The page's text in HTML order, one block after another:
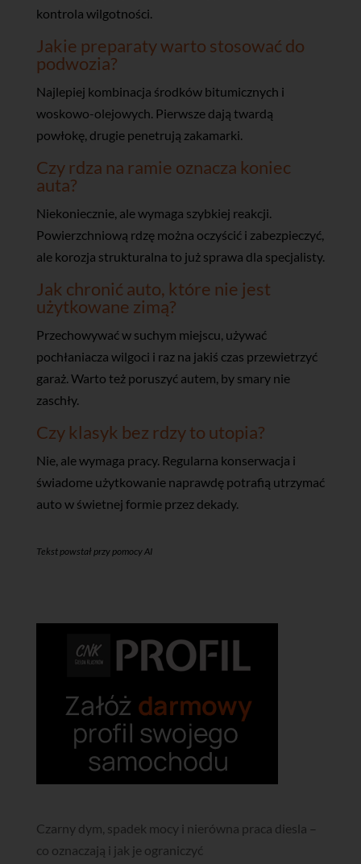
kontrola wilgotności.
Jakie preparaty warto stosować do
podwozia?
Najlepiej kombinacja środków bitumicznych i
woskowo-olejowych. Pierwsze dają twardą
powłokę, drugie penetrują zakamarki.
Czy rdza na ramie oznacza koniec
auta?
Niekoniecznie, ale wymaga szybkiej reakcji.
Powierzchniową rdzę można oczyścić i zabezpieczyć,
ale korozja strukturalna to już sprawa dla specjalisty.
Jak chronić auto, które nie jest
użytkowane zimą?
Przechowywać w suchym miejscu, używać
pochłaniacza wilgoci i raz na jakiś czas przewietrzyć
garaż. Warto też poruszyć autem, by smary nie
zaschły.
Czy klasyk bez rdzy to utopia?
Nie, ale wymaga pracy. Regularna konserwacja i
świadome użytkowanie naprawdę potrafią utrzymać
auto w świetnej formie przez dekady.
Tekst powstał przy pomocy AI
Czarny dym, spadek mocy i nierówna praca diesla –
co oznaczają i jak je ograniczyć